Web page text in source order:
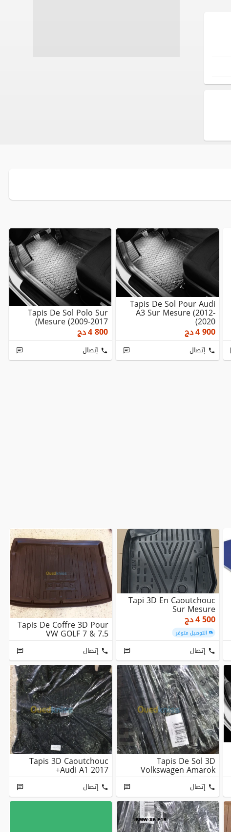
Tapis De Sol Pour Audi
A3 Sur Mesure (2012-
2020)
4 900دج
إتصال
Tapis De Sol Polo Sur
Mesure (2009-2017)
4 800دج
إتصال
Tapi 3D En Caoutchouc
Sur Mesure
4 500دج
التوصيل متوفر
إتصال
Tapis De Coffre 3D Pour
VW GOLF 7 & 7.5
إتصال
Tapis De Sol 3D
Volkswagen Amarok
إتصال
Tapis 3D Caoutchouc
Audi A1 2017+
إتصال